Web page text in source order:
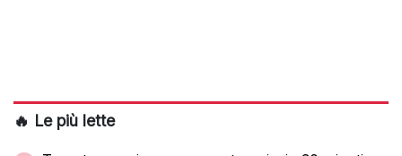
🔥 Le più lette